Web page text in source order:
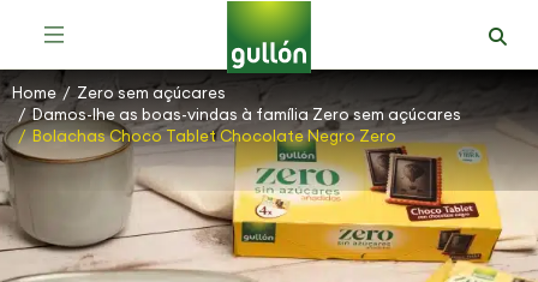
You are here:
Home
Zero sem açúcares
Damos-lhe as boas-vindas à família Zero sem açúcares
Bolachas Choco Tablet Chocolate Negro Zero